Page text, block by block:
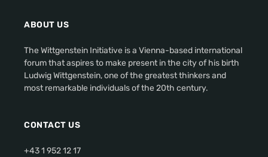
ABOUT US
The Wittgenstein Initiative is a Vienna-based international
forum that aspires to make present in the city of his birth
Ludwig Wittgenstein, one of the greatest thinkers and
most remarkable individuals of the 20th century.
CONTACT US
+43 1 952 12 17